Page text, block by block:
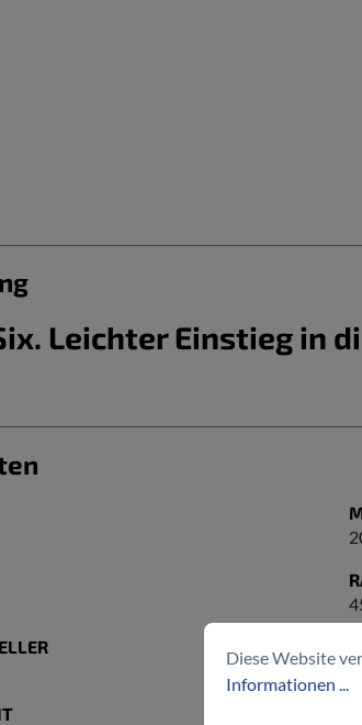
Leichter Einstieg in
Diese Website
Informationen ...